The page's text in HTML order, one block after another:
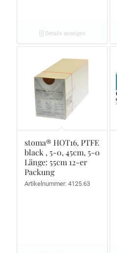
Details anzeigen
stoma® HOT16, PTFE
black , 5-0, 45cm, 5-0
Länge: 55cm 12-er
Packung
Artikelnummer: 4125.63